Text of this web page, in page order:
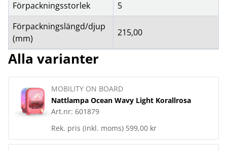
Förpackningsstorlek
5
Förpackningslängd/djup
(mm)
215,00
Alla varianter
MOBILITY ON BOARD
Nattlampa Ocean Wavy Light Korallrosa
Art.nr: 601879
Rek. pris (inkl. moms) 599,00 kr